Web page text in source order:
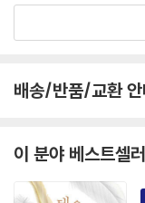
배송/반품/교환 안
이 분야 베스트셀러